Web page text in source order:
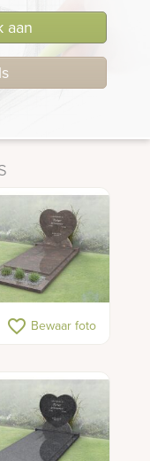
aan
favorite_border Bewaar foto